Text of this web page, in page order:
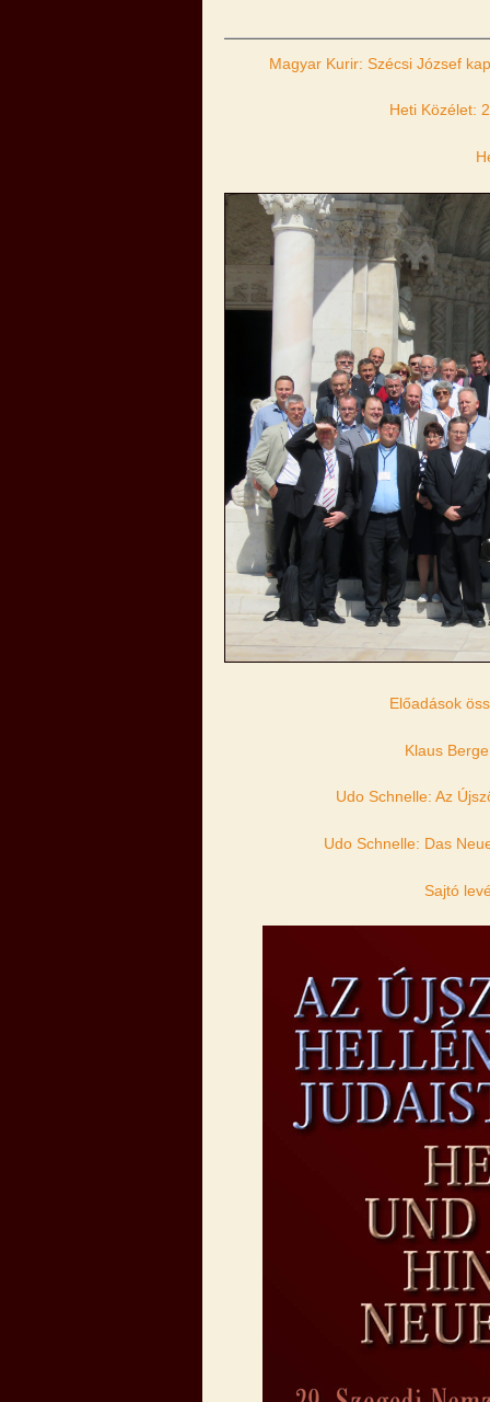
Magyar Kurir: Szécsi József
Heti Közélet:
Előadások
Klaus
Udo Schnelle: Az
Udo Schnelle: Das
Sajtó